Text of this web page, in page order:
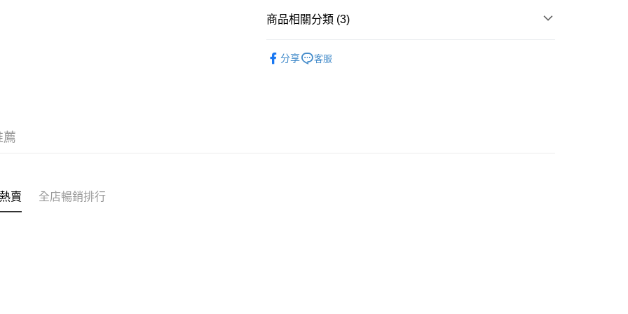
送貨方式
付款後順豐自助櫃
商品相關分類 (3)
分享 客服
薦
賣 全店暢銷排行